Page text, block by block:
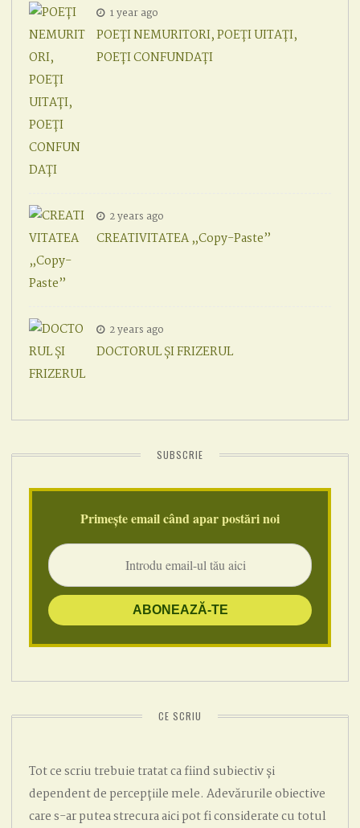
1 year ago
POEȚI NEMURITORI, POEȚI UITAȚI,
POEȚI CONFUNDAȚI
2 years ago
CREATIVITATEA „Copy-Paste”
2 years ago
DOCTORUL ȘI FRIZERUL
SUBSCRIE
Primește email când apar postări noi
CE SCRIU
Tot ce scriu trebuie tratat ca fiind subiectiv și
dependent de percepțiile mele. Adevărurile obiective
care s-ar putea strecura aici pot fi considerate cu totul